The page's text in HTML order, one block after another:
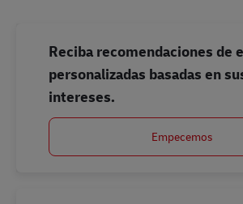
Reciba recomendaciones de
personalizadas basadas en
intereses.
Empecemos